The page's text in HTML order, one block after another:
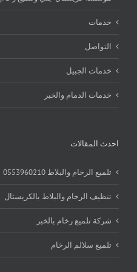
خدمات
التواصل
خدمات الجبيل
خدمات الدمام والخبر
احدث المقالات
تلميع الرخام والبلاط 0553960210
تنظيف الرخام والبلاط بالكريستال
شركة تلميع رخام بالخبر
تلميع سلالم الرخام